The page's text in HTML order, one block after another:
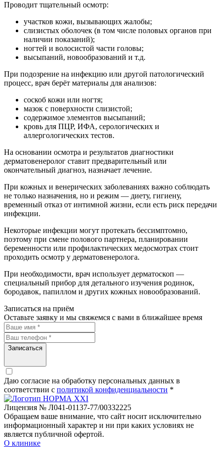
Проводит тщательный осмотр:
участков кожи, вызывающих жалобы;
слизистых оболочек (в том числе половых органов при
наличии показаний);
ногтей и волосистой части головы;
высыпаний, новообразований и т.д.
При подозрение на инфекцию или другой патологический
процесс, врач берёт материалы для анализов:
соскоб кожи или ногтя;
мазок с поверхности слизистой;
содержимое элементов высыпаний;
кровь для ПЦР, ИФА, серологических и
аллергологических тестов.
На основании осмотра и результатов диагностики
дерматовенеролог ставит предварительный или
окончательный диагноз, назначает лечение.
При кожных и венерических заболеваниях важно соблюдать
не только назначения, но и режим — диету, гигиену,
временный отказ от интимной жизни, если есть риск передачи
инфекции.
Некоторые инфекции могут протекать бессимптомно,
поэтому при смене полового партнера, планировании
беременности или профилактических медосмотрах стоит
проходить осмотр у дерматовенеролога.
При необходимости, врач использует дерматоскоп —
специальный прибор для детального изучения родинок,
бородавок, папиллом и других кожных новообразований.
Записаться на приём
Оставьте заявку и мы свяжемся с вами в ближайшее время
Записаться
Даю согласие на обработку персональных данных в
соответствии c политикой конфиденциальности *
Лицензия № Л041-01137-77/00332225
Обращаем ваше внимание, что сайт носит исключительно
информационный характер и ни при каких условиях не
является публичной офертой.
О клинике